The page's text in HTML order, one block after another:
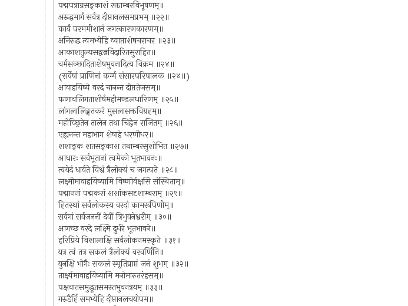
पद्मपत्राग्रसङ्काशं रक्ताम्बरविभूषणम्॥
अरुद्धमार्गं सर्वत्र दीप्तानलसमप्रभम् ॥२२॥
कार्यं परममीशानं जगत्कारणकारणम्॥
अनिरुद्ध त्वमभ्येहि व्याप्ताशेषचराचर ॥२३॥
आकाशतुल्यसद्वज्रविदारितसुराहित॥
चर्मसञ्छादिताशेषभुवनादित्य विक्रम ॥२४॥
(सर्वेषां प्राणिनां कर्म्म संसारपरिपालक ॥२४॥)
आवाहयिष्ये वरदं चानन्त दीप्ततेजसम्॥
फणावलिगताशीर्षमहीमण्डलधारिणम् ॥२५॥
लांगलालिङ्गतकरं मुसलासक्तविग्रहम्॥
महोच्छ्रितेन तालेन तथा चिह्नेन राजितम् ॥२६॥
एह्यनन्त महाभाग शेषाहे धरणीधर॥
शशाङ्क शतसङ्काश तथाम्बरसुशोभित ॥२७॥
आधारः सर्वभूतानां त्वमेको भूतभावनः॥
त्वयेदं धार्यते विश्वं त्रैलोक्यं च जगत्पते ॥२८॥
लक्ष्मीमावाहयिष्यामि विष्णोर्वक्षसि संस्थिताम्॥
पद्माननां पद्मकरां शशांकसदृशाम्बराम् ॥२९॥
हितस्थां सर्वलोकस्य वरदां कामरूपिणीम्॥
सर्वगां सर्वजननीं देवीं त्रिभुवनेश्वरीम् ॥३०॥
आगच्छ वरदे लक्ष्मि दुर्धरे भूतभावने॥
हरिप्रिये विशालाक्षि सर्वलोकनमस्कृते ॥३१॥
यत्र त्वं तत्र सकलं त्रैलोक्यं वरवर्णिनि॥
युनक्षि भोगैः सकलं स्मृतिप्राप्तं जनं शुभम् ॥३२॥
तार्क्ष्यमावाहयिष्यामि मनोमारुतरंहसम्॥
पक्षवातसमुद्धूतसमस्तभुवनत्रयम् ॥३३॥
गरुडैर्हि समभ्येहि दीप्तानलचयोपम॥